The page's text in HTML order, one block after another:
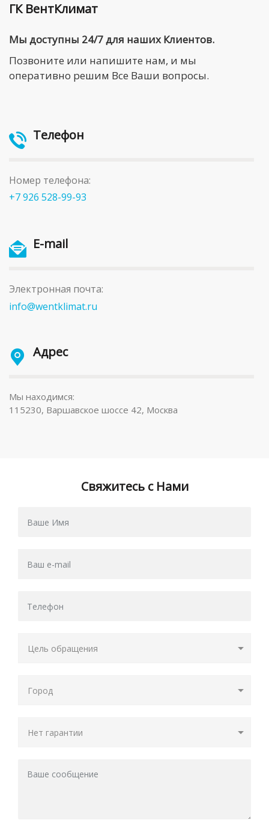
ГК ВентКлимат
Мы доступны 24/7 для наших Клиентов.
Позвоните или напишите нам, и мы
оперативно решим Все Ваши вопросы.
Телефон
Номер телефона:
+7 926 528-99-93
E-mail
Электронная почта:
info@wentklimat.ru
Адрес
Мы находимся:
115230, Варшавское шоссе 42, Москва
Свяжитесь с Нами